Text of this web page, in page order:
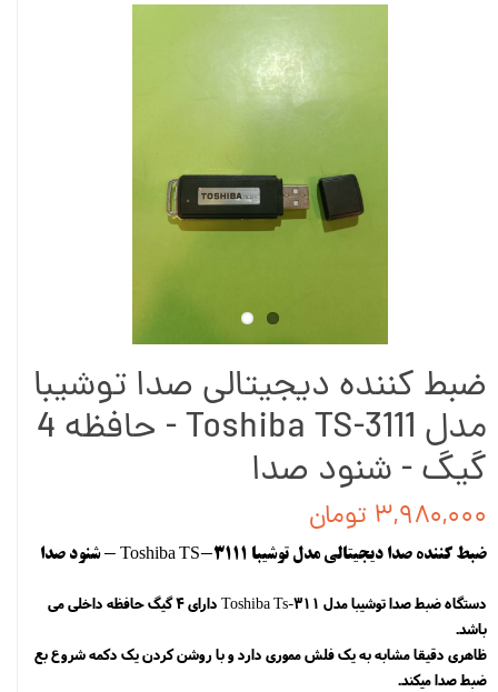
ضبط کننده دیجیتالی صدا توشیبا
مدل Toshiba TS-3111 - حافظه 4
گیگ - شنود صدا
۳,۹۸۰,۰۰۰ تومان
ضبط کننده صدا دیجیتالی مدل توشیبا Toshiba TS-3111 - شنود صدا
دستگاه ضبط صدا توشیبا مدل Toshiba Ts-311 دارای 4 گیگ حافظه داخلی می
باشد.
ظاهری دقیقا مشابه به یک فلش مموری دارد و با روشن کردن یک دکمه شروع بع
ضبط صدا میکند.